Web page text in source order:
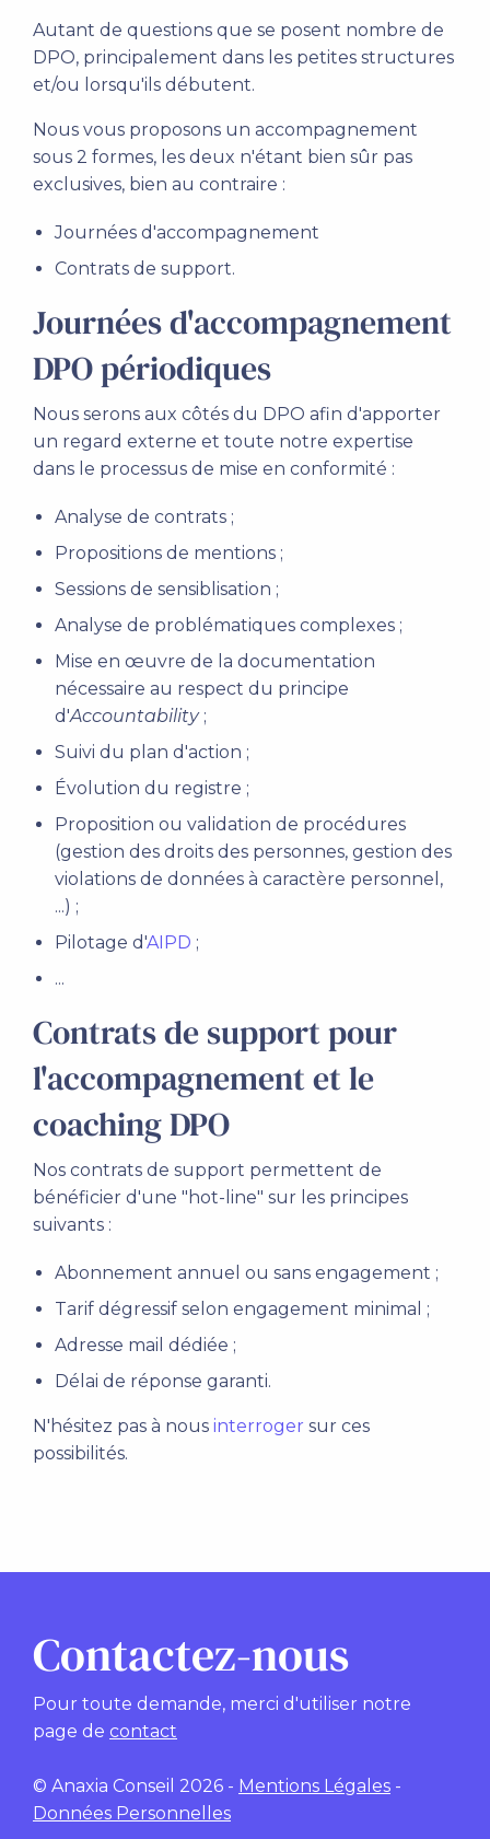
Autant de questions que se posent nombre de
DPO, principalement dans les petites structures
et/ou lorsqu'ils débutent.
Nous vous proposons un accompagnement
sous 2 formes, les deux n'étant bien sûr pas
exclusives, bien au contraire :
Journées d'accompagnement
Contrats de support.
Journées d'accompagnement
DPO périodiques
Nous serons aux côtés du DPO afin d'apporter
un regard externe et toute notre expertise
dans le processus de mise en conformité :
Analyse de contrats ;
Propositions de mentions ;
Sessions de sensiblisation ;
Analyse de problématiques complexes ;
Mise en œuvre de la documentation
nécessaire au respect du principe
d'Accountability;
Suivi du plan d'action ;
Évolution du registre ;
Proposition ou validation de procédures
(gestion des droits des personnes, gestion des
violations de données à caractère personnel,
...) ;
Pilotage d'AIPD ;
...
Contrats de support pour
l'accompagnement et le
coaching DPO
Nos contrats de support permettent de
bénéficier d'une "hot-line" sur les principes
suivants :
Abonnement annuel ou sans engagement ;
Tarif dégressif selon engagement minimal ;
Adresse mail dédiée ;
Délai de réponse garanti.
N'hésitez pas à nous interroger sur ces
possibilités.
Contactez-nous
Pour toute demande, merci d'utiliser notre
page de contact
© Anaxia Conseil 2026 - Mentions Légales -
Données Personnelles